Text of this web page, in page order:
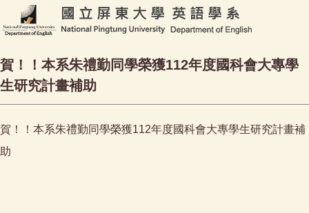
賀！！本系朱禮勤同學榮獲112年度國科會大專學
生研究計畫補助
賀！！本系朱禮勤同學榮獲112年度國科會大專學生研究計畫補
助